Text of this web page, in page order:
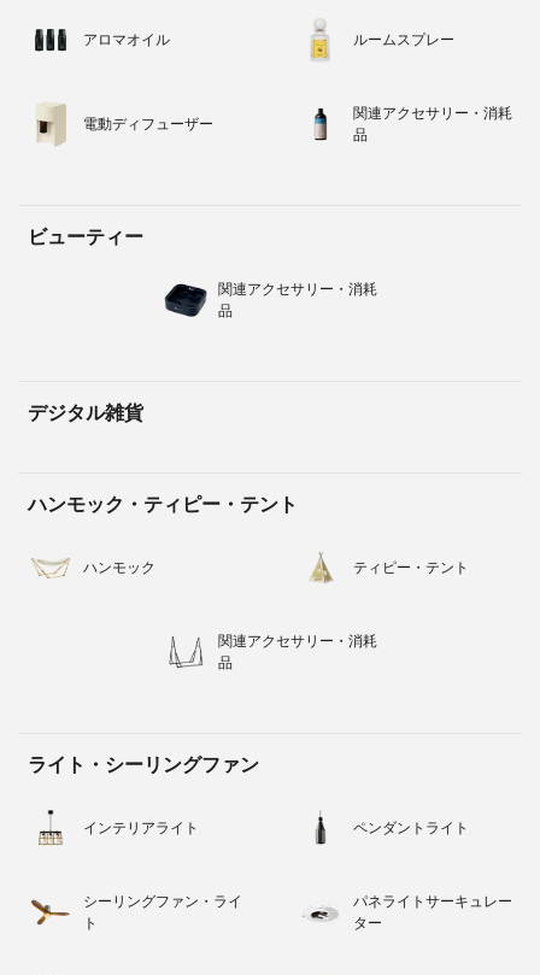
アロマオイル ルームスプレー
電動ディフューザー
関連アクセサリー・消耗
品
ビューティー
関連アクセサリー・消耗
品
デジタル雑貨
ハンモック・ティピー・テント
ハンモック ティピー・テント
関連アクセサリー・消耗
品
ライト・シーリングファン
インテリアライト ペンダントライト
シーリングファン・ライ
ト
パネライトサーキュレー
ター